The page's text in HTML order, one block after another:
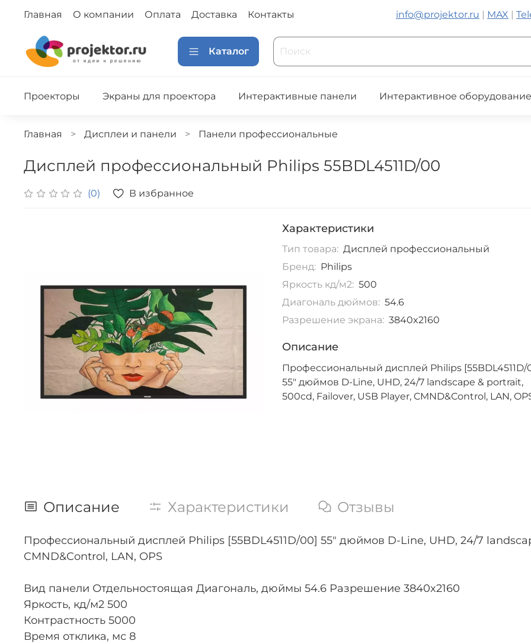
Главная О компании Оплата Доставка Контакты info@projektor.ru MAX
Каталог
Проекторы Экраны для проектора Интерактивные панели Интерактивное оборудование
Главная Дисплеи и панели Панели профессиональные
Дисплей профессиональный Philips 55BDL4511D/00
(0) В избранное
Характеристики
Тип товара: Дисплей профессиональный
Бренд: Philips
Яркость кд/м2: 500
Диагональ дюймов: 54.6
Разрешение экрана: 3840x2160
Описание
Профессиональный дисплей Philips [55BDL4511D/
55" дюймов D-Line, UHD, 24/7 landscape & portrait,
500cd, Failover, USB Player, CMND&Control, LAN,
Описание Характеристики Отзывы
Профессиональный дисплей Philips [55BDL4511D/00] 55" дюймов D-Line, UHD, 24/7
CMND&Control, LAN, OPS
Вид панели Отдельностоящая Диагональ, дюймы 54.6 Разрешение 3840x2160
Яркость, кд/м2 500
Контрастность 5000
Время отклика, мс 8